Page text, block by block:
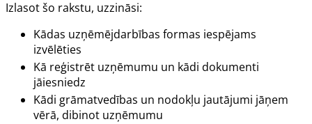
Izlasot šo rakstu, uzzināsi:
Kādas uzņēmējdarbības formas iespējams
izvēlēties
Kā reģistrēt uzņēmumu un kādi dokumenti
jāiesniedz
Kādi grāmatvedības un nodokļu jautājumi jāņem
vērā, dibinot uzņēmumu